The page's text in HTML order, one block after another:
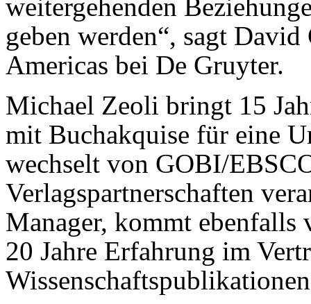
weitergehenden
geben werden“, sagt
Americas bei De Gruyter.
Michael Zeoli bringt 15
mit Buchakquise für eine
wechselt von GOBI/
Verlagspartnerschaften
Manager, kommt ebenfalls
20 Jahre Erfahrung im